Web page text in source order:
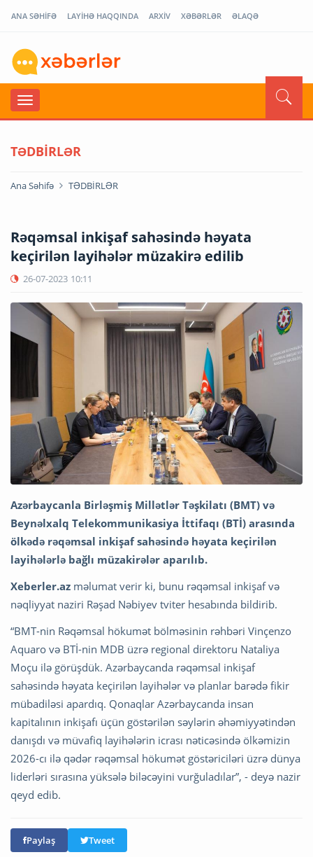
ANA SƏHİFƏ LAYİHƏ HAQQINDA ARXİV XƏBƏRLƏR ƏLAQƏ
TƏDBİRLƏR
Ana Səhifə TƏDBİRLƏR
Rəqəmsal inkişaf sahəsində həyata
keçirilən layihələr müzakirə edilib
26-07-2023 10:11
Azərbaycanla Birləşmiş Millətlər Təşkilatı (BMT) və
Beynəlxalq Telekommunikasiya İttifaqı (BTİ) arasında
ölkədə rəqəmsal inkişaf sahəsində həyata keçirilən
layihələrlə bağlı müzakirələr aparılıb.
Xeberler.az məlumat verir ki, bunu rəqəmsal inkişaf və
nəqliyyat naziri Rəşad Nəbiyev tviter hesabında bildirib.
“BMT-nin Rəqəmsal hökumət bölməsinin rəhbəri Vinçenzo
Aquaro və BTİ-nin MDB üzrə regional direktoru Nataliya
Moçu ilə görüşdük. Azərbaycanda rəqəmsal inkişaf
sahəsində həyata keçirilən layihələr və planlar barədə fikir
mübadiləsi apardıq. Qonaqlar Azərbaycanda insan
kapitalının inkişafı üçün göstərilən səylərin əhəmiyyətindən
danışdı və müvafiq layihələrin icrası nəticəsində ölkəmizin
2026-cı ilə qədər rəqəmsal hökumət göstəriciləri üzrə dünya
liderləri sırasına yüksələ biləcəyini vurğuladılar”, - deyə nazir
qeyd edib.
Paylaş Tweet